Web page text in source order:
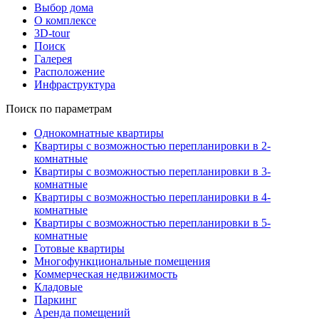
Выбор дома
О комплексе
3D-tour
Поиск
Галерея
Расположение
Инфраструктура
Поиск по параметрам
Однокомнатные квартиры
Квартиры с возможностью перепланировки в 2-
комнатные
Квартиры с возможностью перепланировки в 3-
комнатные
Квартиры с возможностью перепланировки в 4-
комнатные
Квартиры с возможностью перепланировки в 5-
комнатные
Готовые квартиры
Многофункциональные помещения
Коммерческая недвижимость
Кладовые
Паркинг
Аренда помещений